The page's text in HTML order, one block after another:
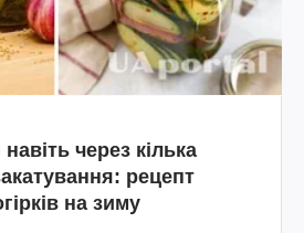
через кілька
рецепт
на зиму